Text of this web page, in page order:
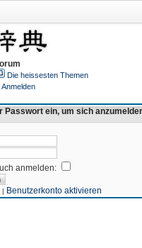
Die heissesten Themen
Anmelden
Passwort ein, um sich
anmelden:
| Benutzerkonto aktivieren